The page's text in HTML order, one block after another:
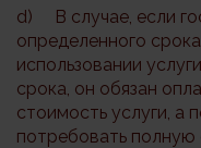
d) В случае, если
определенного
использовании
срока, он обязан
стоимость услуги, а
потребовать полную